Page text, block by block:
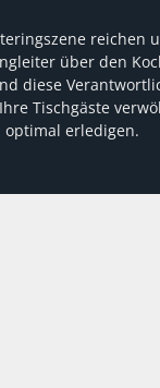
reichen
über den
diese
Tischgäste
erledigen.